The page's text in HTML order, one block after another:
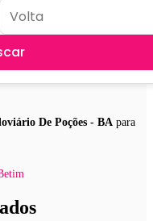
De Poções - BA para